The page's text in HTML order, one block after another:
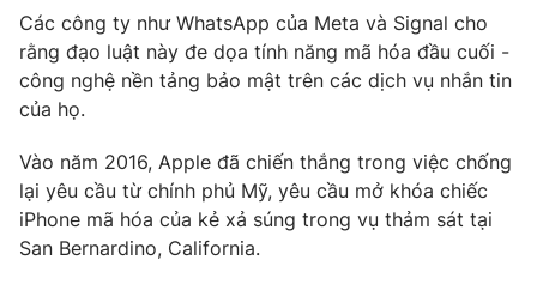
Tổng Biên tập: Vũ Thanh Thủy
Phó Tổng Biên tập:Nguyễn Thị Mỹ Hạnh, Phạm Quốc Thắng,
Nguyễn Trọng Ninh
Tổng đài VTV:
Email:
toasoan@vtv.vn
Liên hệ quảng cáo:024-7300.7108
Các công ty như WhatsApp của Meta và Signal cho
rằng đạo luật này đe dọa tính năng mã hóa đầu cuối -
công nghệ nền tảng bảo mật trên các dịch vụ nhắn tin
của họ.
Vào năm 2016, Apple đã chiến thắng trong việc chống
lại yêu cầu từ chính phủ Mỹ, yêu cầu mở khóa chiếc
iPhone mã hóa của kẻ xả súng trong vụ thảm sát tại
San Bernardino, California.